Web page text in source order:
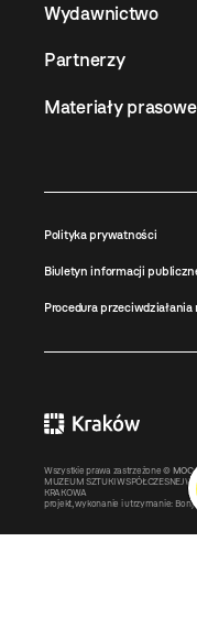
Wydawnictwo
Partnerzy
Materiały prasowe
Polityka prywatności
Biuletyn informacji
Procedura
Wszystkie prawa zastrzeżone ©
MUZEUM SZTUKI WSPÓŁCZESNEJ
KRAKOWA
projekt, wykonanie i utrzymanie: